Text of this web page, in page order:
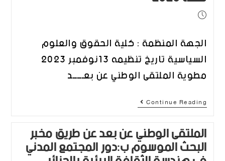
الجهة المنظمة : كلية الحقوق والعلوم
السياسية تاريخ تنظيمه 13نوفمبر 2023
مطوية الملتقى الوطني عن بعـــــد
Continue Reading
الملتقى الوطني عن بعد عن طريق مخبر
البحث الموسوم ب:دور المجتمع المدني